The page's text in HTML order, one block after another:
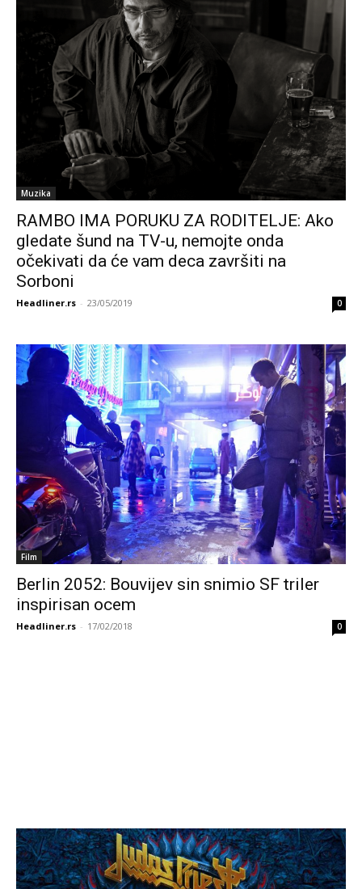
Muzika
RAMBO IMA PORUKU ZA RODITELJE: Ako
gledate šund na TV-u, nemojte onda
očekivati da će vam deca završiti na
Sorboni
Headliner.rs - 23/05/2019 0
Film
Berlin 2052: Bouvijev sin snimio SF triler
inspirisan ocem
Headliner.rs - 17/02/2018 0